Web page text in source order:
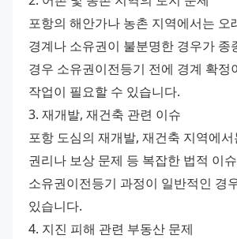
포항의 해안가나 농촌 지역에서는 오
경계나 소유권이 불분명한 경우가 종
경우 소유권이전등기 전에 경계 확정
작업이 필요할 수 있습니다.
3. 재개발, 재건축 관련 이슈
포항 도심의 재개발, 재건축 지역에서
권리나 보상 문제 등 복잡한 법적 이
소유권이전등기 과정이 일반적인 경
있습니다.
4. 지진 피해 관련 부동산 문제